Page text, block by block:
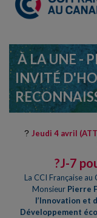
À LA UNE -
INVITÉ
? Jeudi 4 avril
?J-7
La CCI Française
Monsieur Pierre
l’Innovation et
Développement